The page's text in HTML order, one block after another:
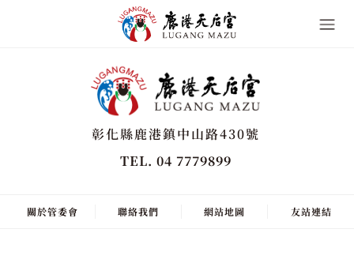
彰化縣鹿港鎮中山路430號
TEL. 04 7779899
關於管委會 聯絡我們 網站地圖 友站連結